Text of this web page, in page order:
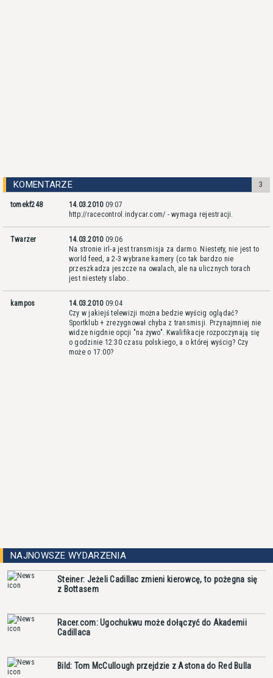
KOMENTARZE 3
tomekf248 14.03.2010 09:07
http://racecontrol.indycar.com/ - wymaga rejestracji.
Twarzer 14.03.2010 09:06
Na stronie irl-a jest transmisja za darmo. Niestety, nie jest to
world feed, a 2-3 wybrane kamery (co tak bardzo nie
przeszkadza jeszcze na owalach, ale na ulicznych torach
jest niestety slabo..
kampos 14.03.2010 09:04
Czy w jakiejś telewizji można bedzie wyścig oglądać?
Sportklub + zrezygnował chyba z transmisji. Przynajmniej nie
widze nigdnie opcji "na żywo". Kwalifikacje rozpoczynają się
o godzinie 12:30 czasu polskiego, a o której wyścig? Czy
może o 17:00?
NAJNOWSZE WYDARZENIA
Steiner: Jeżeli Cadillac zmieni kierowcę, to pożegna się
z Bottasem
Racer.com: Ugochukwu może dołączyć do Akademii
Cadillaca
Bild: Tom McCullough przejdzie z Astona do Red Bulla